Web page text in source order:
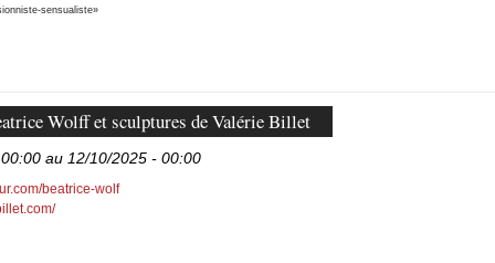
sensualiste»
Wolff et sculptures de Valérie Billet
au 12/10/2025 - 00:00
beatrice-wolf